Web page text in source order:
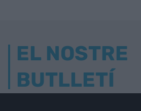
EL NOSTRE
BUTLLETÍ